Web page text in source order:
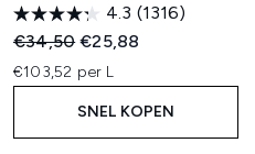
4.3 (1316)
Recommended Retail Price:
€34,50Huidige prijs:
€25,88
€103,52 per L
SNEL KOPEN